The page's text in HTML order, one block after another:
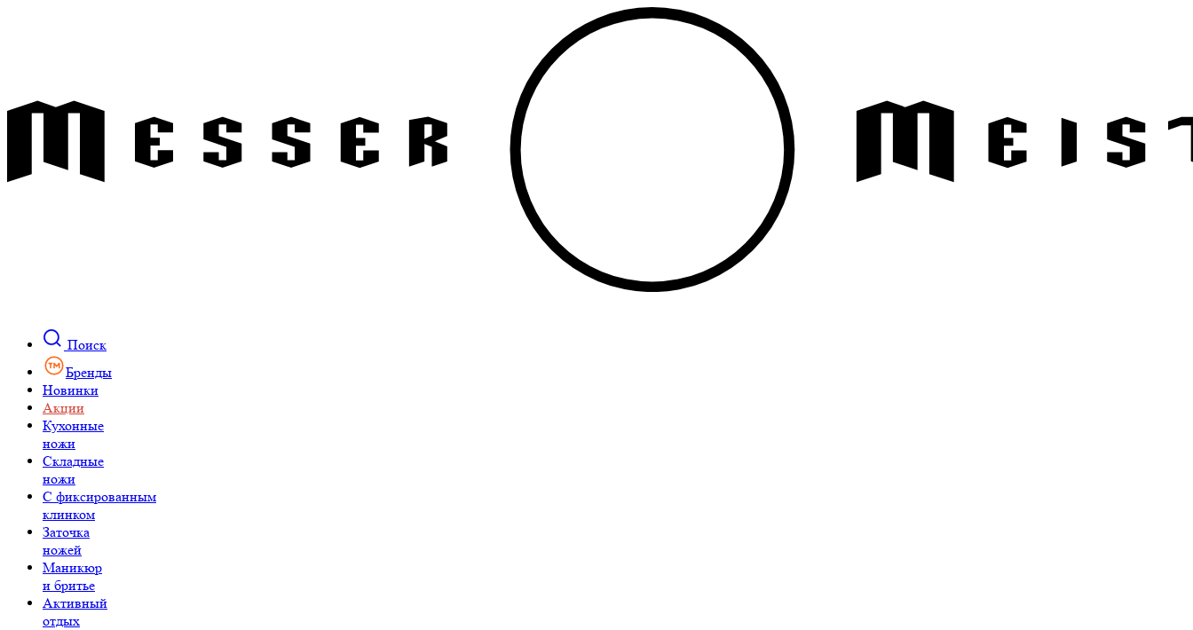
Поиск
Бренды
Новинки
Акции
Кухонные
ножи
Складные
ножи
C фиксированным
клинком
Заточка
ножей
Маникюр
и бритье
Активный
отдых